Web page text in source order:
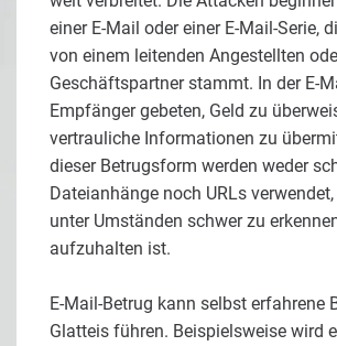
einer E-Mail oder einer E-Mail-Serie,
von einem leitenden Angestellten
Geschäftspartner stammt. In der E-
Empfänger gebeten, Geld zu
vertrauliche Informationen zu
dieser Betrugsform werden weder
Dateianhänge noch URLs
unter Umständen schwer zu
aufzuhalten ist.
E-Mail-Betrug kann selbst erfahrene
Glatteis führen. Beispielsweise wird